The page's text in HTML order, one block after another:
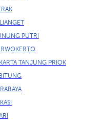
PUTRI
TANJUNG PRIOK